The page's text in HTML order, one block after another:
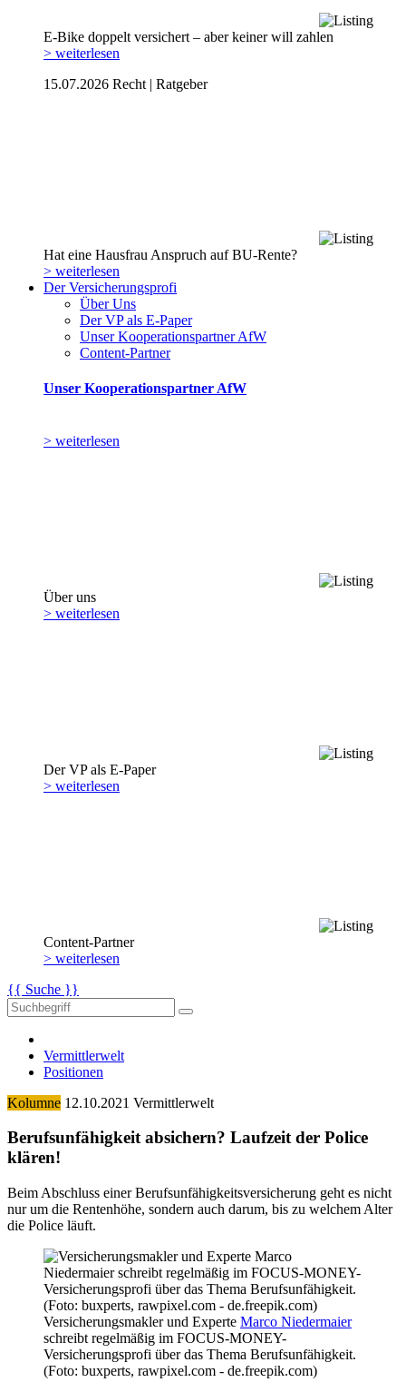
E-Bike doppelt versichert – aber keiner will zahlen
> weiterlesen
15.07.2026 Recht | Ratgeber
Hat eine Hausfrau Anspruch auf BU-Rente?
> weiterlesen
Der Versicherungsprofi
Über Uns
Der VP als E-Paper
Unser Kooperationspartner AfW
Content-Partner
Unser Kooperationspartner AfW
> weiterlesen
Über uns
> weiterlesen
Der VP als E-Paper
> weiterlesen
Content-Partner
> weiterlesen
{{ Suche }}
Vermittlerwelt
Positionen
Kolumne 12.10.2021 Vermittlerwelt
Berufsunfähigkeit absichern? Laufzeit der Police
klären!
Beim Abschluss einer Berufsunfähigkeitsversicherung geht es nicht
nur um die Rentenhöhe, sondern auch darum, bis zu welchem Alter
die Police läuft.
Versicherungsmakler und Experte Marco Niedermaier
schreibt regelmäßig im FOCUS-MONEY-
Versicherungsprofi über das Thema Berufsunfähigkeit.
(Foto: buxperts, rawpixel.com - de.freepik.com)